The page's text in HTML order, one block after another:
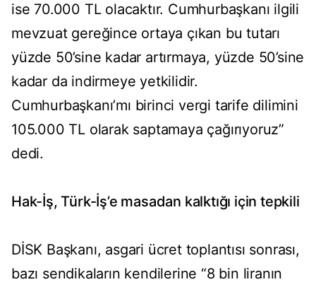
ise 70.000 TL olacaktır. Cumhurbaşkanı ilgili
mevzuat gereğince ortaya çıkan bu tutarı
yüzde 50’sine kadar artırmaya, yüzde 50’sine
kadar da indirmeye yetkilidir.
Cumhurbaşkanı’mı birinci vergi tarife dilimini
105.000 TL olarak saptamaya çağırıyoruz”
dedi.
Hak-İş, Türk-İş’e masadan kalktığı için tepkili
DİSK Başkanı, asgari ücret toplantısı sonrası,
bazı sendikaların kendilerine “8 bin liranın